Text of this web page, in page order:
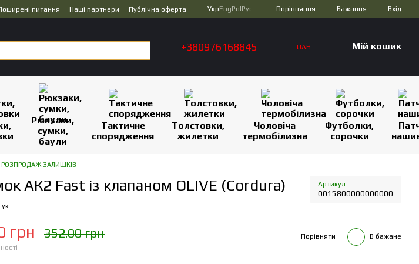
питання Наші партнери
Публічна оферта
УкрEngPol Рус Порівняння Бажання Вхід
+380976168845 UAH Мій кошик
Рюкзаки,
сумки,
баули
Тактичне
спорядження
Толстовки,
жилетки
Чоловіча
термобілизна
Футболки,
сорочки
РОЗПРОДАЖ ЗАЛИШКІВ
АК2 Fast із клапаном OLIVE (Cordura) Артикул
0015800000000000
грн 352.00 грн Порівняти В бажане